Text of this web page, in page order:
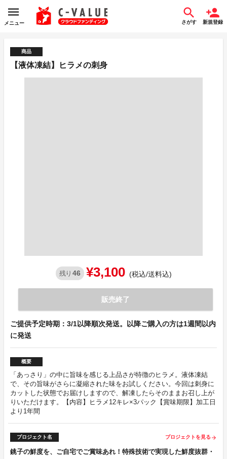
メニュー さがす 新規登録
商品
【液体凍結】ヒラメの刺身
残り 46 ¥3,100 (税込/送料込)
販売終了
ご提供予定時期：3/1以降順次発送。以降ご購入の方は1週間以内
に発送
概要
「あっさり」の中に旨味を感じる上品さが特徴のヒラメ。液体凍結
で、その旨味がさらに凝縮された味をお試しください。今回は刺身に
カットした状態でお届けしますので、解凍したらそのままお召し上が
りいただけます。【内容】ヒラメ12キレ×3パック【賞味期限】加工日
より1年間
プロジェクト名 プロジェクトを見る arrow_forward
銚子の鮮度を、ご自宅でご賞味あれ！特殊技術で実現した鮮度抜群・